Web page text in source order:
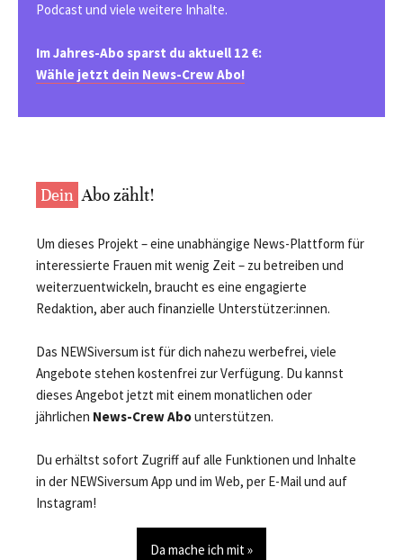
Podcast und viele weitere Inhalte.
Im Jahres-Abo sparst du aktuell 12 €:
Wähle jetzt dein News-Crew Abo!
Dein Abo zählt!
Um dieses Projekt – eine unabhängige News-Plattform für
interessierte Frauen mit wenig Zeit – zu betreiben und
weiterzuentwickeln, braucht es eine engagierte
Redaktion, aber auch finanzielle Unterstützer:innen.
Das NEWSiversum ist für dich nahezu werbefrei, viele
Angebote stehen kostenfrei zur Verfügung. Du kannst
dieses Angebot jetzt mit einem monatlichen oder
jährlichen News-Crew Abounterstützen.
Du erhältst sofort Zugriff auf alle Funktionen und Inhalte
in der NEWSiversum App und im Web, per E-Mail und auf
Instagram!
Da mache ich mit »